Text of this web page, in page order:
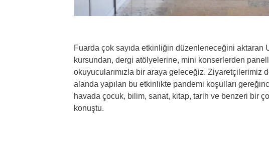
Fuarda çok sayıda etkinliğin düzenleneceğini aktaran
kursundan, dergi atölyelerine, mini konserlerden
okuyucularımızla bir araya geleceğiz. Ziyaretçilerimiz
alanda yapılan bu etkinlikte pandemi koşulları
havada çocuk, bilim, sanat, kitap, tarih ve benzeri bir
konuştu.